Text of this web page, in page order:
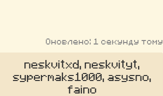
Оновлено: 1 секунду тому
neskvitxd, neskvityt,
sypermaks1000, asysno,
faino